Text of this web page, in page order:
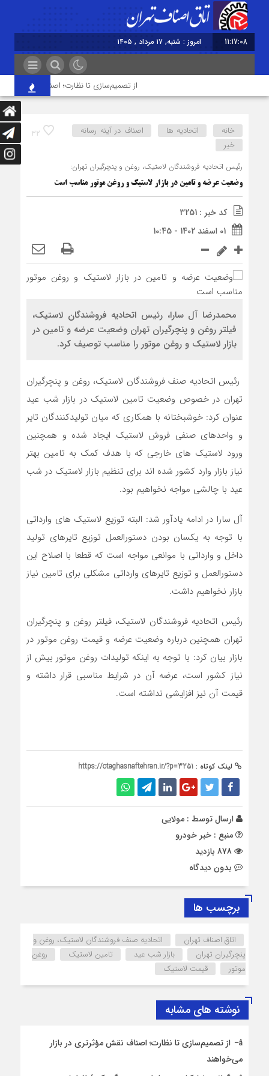
11:17:09 امروز : شنبه, ۱۷ مرداد , ۱۴۰۵
از تصمیم‌سازی تا نظارت؛ اصناف نقش مؤثرتری
32 خانه اتحادیه ها
اصناف در آینه رسانه
خبر
رئیس اتحادیه فروشندگان لاستیک، روغن و پنچرگیران تهران:
وضعیت عرضه و تامین در بازار لاستیک و روغن موتور مناسب است
کد خبر : 3251
01 اسفند 1402 - 10:45
محمدرضا آل سارا، رئیس اتحادیه فروشندگان لاستیک،
فیلتر روغن و پنچرگیران تهران وضعیت عرضه و تامین در
بازار لاستیک و روغن موتور را مناسب توصیف کرد.
رئیس اتحادیه صنف فروشندگان لاستیک، روغن و پنچرگیران
تهران در خصوص وضعیت تامین لاستیک در بازار شب عید
عنوان کرد: خوشبختانه با همکاری که میان تولیدکنندگان تایر
و واحدهای صنفی فروش لاستیک ایجاد شده و همچنین
ورود لاستیک های خارجی که با هدف کمک به تامین بهتر
نیاز بازار وارد کشور شده اند برای تنظیم بازار لاستیک در شب
عید با چالشی مواجه نخواهیم بود.
آل سارا در ادامه یادآور شد: البته توزیع لاستیک های وارداتی
با توجه به یکسان بودن دستورالعمل توزیع تایرهای تولید
داخل و وارداتی با موانعی مواجه است که قطعا با اصلاح این
دستورالعمل و توزیع تایرهای وارداتی مشکلی برای تامین نیاز
بازار نخواهیم داشت.
رئیس اتحادیه فروشندگان لاستیک، فیلتر روغن و پنچرگیران
تهران همچنین درباره وضعیت عرضه و قیمت روغن موتور در
بازار بیان کرد: با توجه به اینکه تولیدات روغن موتور بیش از
نیاز کشور است، عرضه آن در شرایط مناسبی قرار داشته و
قیمت آن نیز افزایشی نداشته است.
لینک کوتاه : https://otaghasnaftehran.ir/?p=3251
ارسال توسط : مولایی
منبع : خبر خودرو
بدون دیدگاه
برچسب ها
اتاق اصناف تهران
اتحادیه صنف فروشندگان لاستیک، روغن و
پنچرگیران تهران
بازار شب عید تامین لاستیک
روغن
موتور
قیمت لاستیک
نوشته های مشابه
از تصمیم‌سازی تا نظارت؛ اصناف نقش مؤثرتری در بازار
می‌خواهند